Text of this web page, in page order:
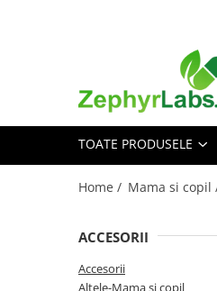
Alimentatie sanatoasa
Ingrijire și cosmetice
TOATE PRODUSELE
Home / Mama si copil
ACCESORII
Accesorii
Altele-Mama si copil